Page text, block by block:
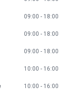
09:00 18:00
09:00 18:00
09:00 18:00
10:00 16:00
10:00 16:00